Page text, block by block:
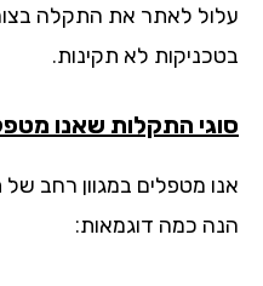
לאתר את התקלה בצורה
לא תקינות.
התקלות שאנו מטפלים
מטפלים במגוון רחב של
כמה דוגמאות: